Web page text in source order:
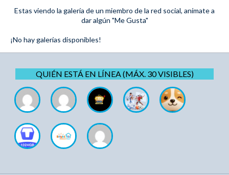
Estas viendo la galería de un miembro de la red social, anímate a
dar algún "Me Gusta"
¡No hay galerías disponibles!
QUIÉN ESTÁ EN LÍNEA (MÁX. 30 VISIBLES)